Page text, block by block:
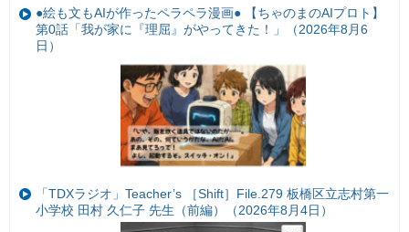
●絵も文もAIが作ったペラペラ漫画● 【ちゃのまのAIプロト】
第0話「我が家に『理屈』がやってきた！」（2026年8月6
日）
「TDXラジオ」Teacher’s ［Shift］File.279 板橋区立志村第一
小学校 田村 久仁子 先生（前編）（2026年8月4日）